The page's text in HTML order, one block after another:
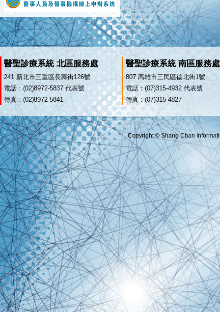
醫聖診療系統 北區服務處
241 新北市三重區長壽街126號
電話：(02)8972-5837 代表號
傳真：(02)8972-5841
醫聖診療系統 南區服務處
807 高雄市三民區德北街1號
電話：(07)315-4932 代表號
傳真：(07)315-4827
Copyright © Shang Chan